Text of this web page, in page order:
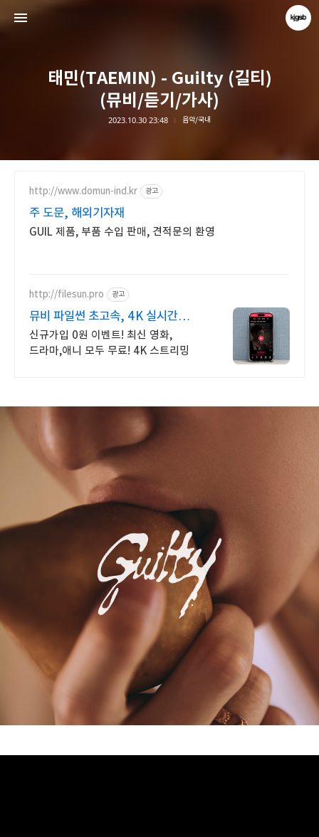
태민(TAEMIN) - Guilty (길티)
(뮤비/듣기/가사)
2023.10.30 23:48 음악/국내
http://www.domun-ind.kr 광고
주 도문, 해외기자재
GUIL 제품, 부품 수입 판매, 견적문의 환영
http://filesun.pro 광고
뮤비 파일썬 초고속, 4K 실시간
보기!
신규가입 0원 이벤트! 최신 영화,
드라마,애니 모두 무료! 4K 스트리밍
kjgsb